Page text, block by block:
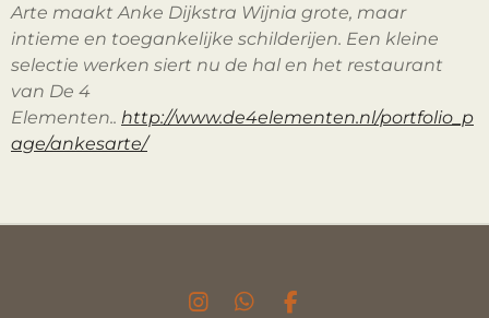
Arte maakt Anke Dijkstra Wijnia grote, maar
intieme en toegankelijke schilderijen. Een kleine
selectie werken siert nu de hal en het restaurant
van De 4
Elementen.. http://www.de4elementen.nl/portfolio_p
age/ankesarte/
I W F